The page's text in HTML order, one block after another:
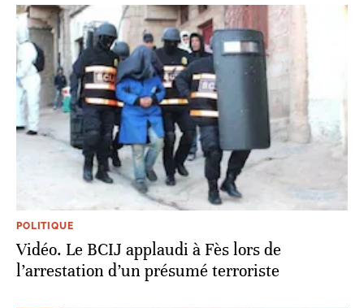
POLITIQUE
Vidéo. Le BCIJ applaudi à Fès lors de
l’arrestation d’un présumé terroriste